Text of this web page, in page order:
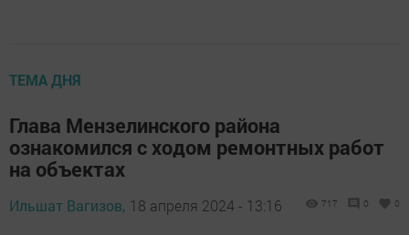
ТЕМА ДНЯ
Глава Мензелинского района
ознакомился с ходом ремонтных работ
на объектах
Ильшат Вагизов, 18 апреля 2024 - 13:16 717 0 0